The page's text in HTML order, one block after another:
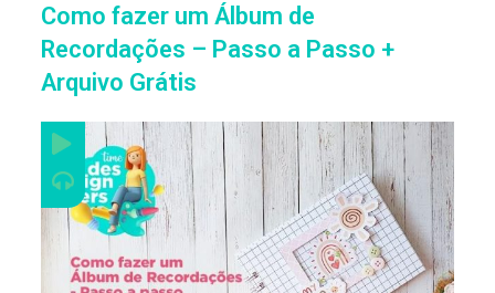
Como fazer um Álbum de
Recordações – Passo a Passo +
Arquivo Grátis